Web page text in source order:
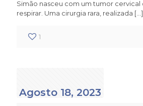
Simão nasceu com um tumor
respirar. Uma cirurgia rara, realizada […]
1
Agosto 18, 2023